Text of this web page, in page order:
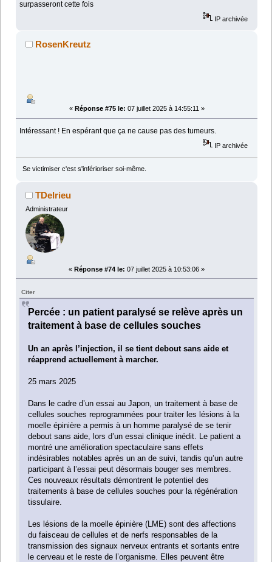
surpasseront cette fois
IP archivée
RosenKreutz
« Réponse #75 le: 07 juillet 2025 à 14:55:11 »
Intéressant ! En espérant que ça ne cause pas des tumeurs.
IP archivée
Se victimiser c'est s'inférioriser soi-même.
TDelrieu
Administrateur
« Réponse #74 le: 07 juillet 2025 à 10:53:06 »
Citer
Percée : un patient paralysé se relève après un
traitement à base de cellules souches
Un an après l’injection, il se tient debout sans aide et
réapprend actuellement à marcher.
25 mars 2025
Dans le cadre d’un essai au Japon, un traitement à base de
cellules souches reprogrammées pour traiter les lésions à la
moelle épinière a permis à un homme paralysé de se tenir
debout sans aide, lors d’un essai clinique inédit. Le patient a
montré une amélioration spectaculaire sans effets
indésirables notables après un an de suivi, tandis qu’un autre
participant à l’essai peut désormais bouger ses membres.
Ces nouveaux résultats démontrent le potentiel des
traitements à base de cellules souches pour la régénération
tissulaire.
Les lésions de la moelle épinière (LME) sont des affections
du faisceau de cellules et de nerfs responsables de la
transmission des signaux nerveux entrants et sortants entre
le cerveau et le reste de l’organisme. Elles peuvent être